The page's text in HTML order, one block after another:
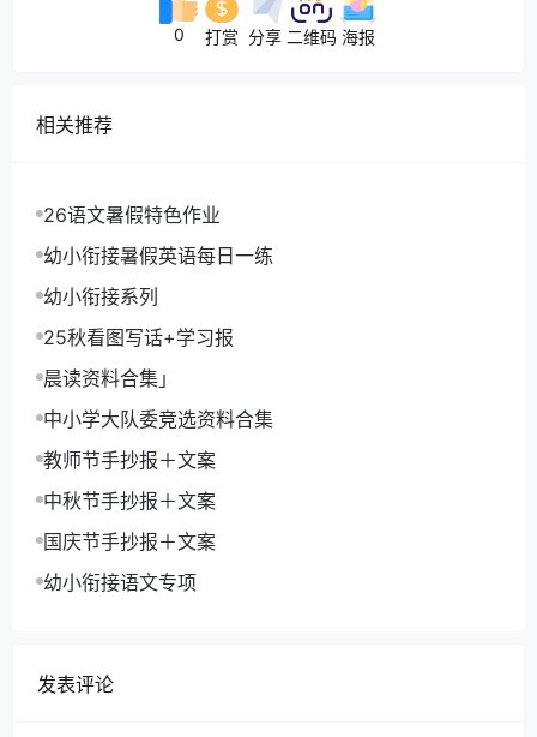
0 打赏 分享 二维码 海报
相关推荐
26语文暑假特色作业
幼小衔接暑假英语每日一练
幼小衔接系列
25秋看图写话+学习报
晨读资料合集」
中小学大队委竞选资料合集
教师节手抄报＋文案
中秋节手抄报＋文案
国庆节手抄报＋文案
幼小衔接语文专项
发表评论